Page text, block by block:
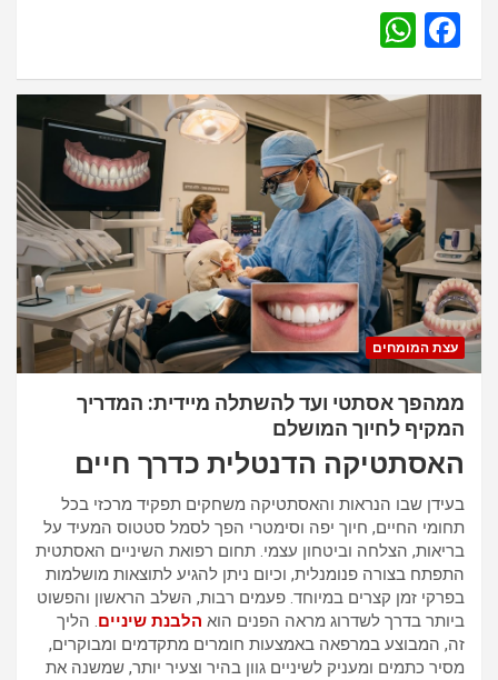
F
ce
b
o
k
at
s
A
p
p
עצת המומחים
ממהפך אסתטי ועד להשתלה מיידית: המדריך
המקיף לחיוך המושלם
האסתטיקה הדנטלית כדרך חיים
בעידן שבו הנראות והאסתטיקה משחקים תפקיד מרכזי בכל
תחומי החיים, חיוך יפה וסימטרי הפך לסמל סטטוס המעיד על
בריאות, הצלחה וביטחון עצמי. תחום רפואת השיניים האסתטית
התפתח בצורה פנומנלית, וכיום ניתן להגיע לתוצאות מושלמות
בפרקי זמן קצרים במיוחד. פעמים רבות, השלב הראשון והפשוט
ביותר בדרך לשדרוג מראה הפנים הוא הלבנת שיניים. הליך
זה, המבוצע במרפאה באמצעות חומרים מתקדמים ומבוקרים,
מסיר כתמים ומעניק לשיניים גוון בהיר וצעיר יותר, שמשנה את